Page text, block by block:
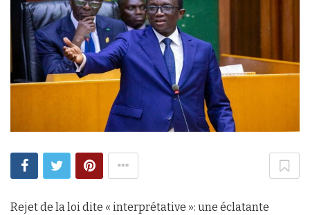
Rejet de la loi dite « interprétative »: une éclatante